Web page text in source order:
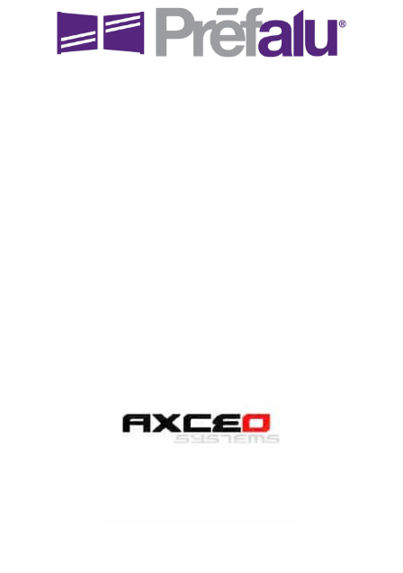
fabrique des portails, portillons et clôtures selon notre
demande.Lemonnieret Prefalusont devenu
rapidement des partenaires car les produits proposés
sont de qualités,
made in France et respectueux de
de sécurité ou encore des accessoires en automatismes.
En tant que partenaire de confiance, nous travaillons